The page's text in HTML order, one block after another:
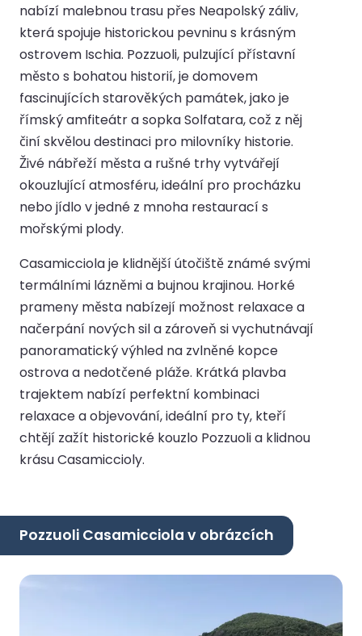
nabízí malebnou trasu přes Neapolský záliv,
která spojuje historickou pevninu s krásným
ostrovem Ischia. Pozzuoli, pulzující přístavní
město s bohatou historií, je domovem
fascinujících starověkých památek, jako je
římský amfiteátr a sopka Solfatara, což z něj
činí skvělou destinaci pro milovníky historie.
Živé nábřeží města a rušné trhy vytvářejí
okouzlující atmosféru, ideální pro procházku
nebo jídlo v jedné z mnoha restaurací s
mořskými plody.
Casamicciola je klidnější útočiště známé svými
termálními lázněmi a bujnou krajinou. Horké
prameny města nabízejí možnost relaxace a
načerpání nových sil a zároveň si vychutnávají
panoramatický výhled na zvlněné kopce
ostrova a nedotčené pláže. Krátká plavba
trajektem nabízí perfektní kombinaci
relaxace a objevování, ideální pro ty, kteří
chtějí zažít historické kouzlo Pozzuoli a klidnou
krásu Casamiccioly.
Pozzuoli Casamicciola v obrázcích